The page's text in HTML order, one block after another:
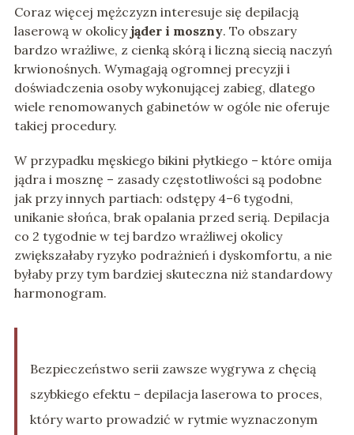
Coraz więcej mężczyzn interesuje się depilacją
laserową w okolicyjąder i moszny. To obszary
bardzo wrażliwe, z cienką skórą i liczną siecią naczyń
krwionośnych. Wymagają ogromnej precyzji i
doświadczenia osoby wykonującej zabieg, dlatego
wiele renomowanych gabinetów w ogóle nie oferuje
takiej procedury.
W przypadku męskiego bikini płytkiego – które omija
jądra i mosznę – zasady częstotliwości są podobne
jak przy innych partiach: odstępy 4–6 tygodni,
unikanie słońca, brak opalania przed serią. Depilacja
co 2 tygodnie w tej bardzo wrażliwej okolicy
zwiększałaby ryzyko podrażnień i dyskomfortu, a nie
byłaby przy tym bardziej skuteczna niż standardowy
harmonogram.
Bezpieczeństwo serii zawsze wygrywa z chęcią
szybkiego efektu – depilacja laserowa to proces,
który warto prowadzić w rytmie wyznaczonym